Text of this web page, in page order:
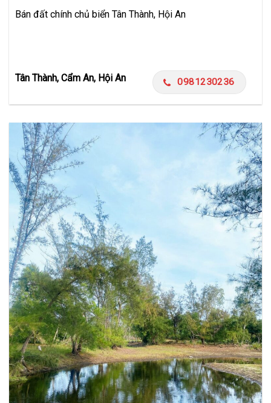
Bán đất chính chủ biển Tân Thành, Hội An
Tân Thành, Cẩm An, Hội An 0981230236